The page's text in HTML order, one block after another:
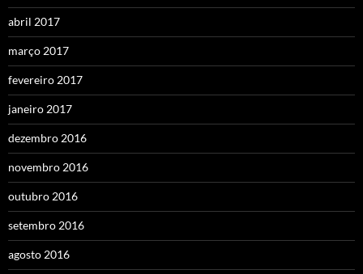
abril 2017
março 2017
fevereiro 2017
janeiro 2017
dezembro 2016
novembro 2016
outubro 2016
setembro 2016
agosto 2016